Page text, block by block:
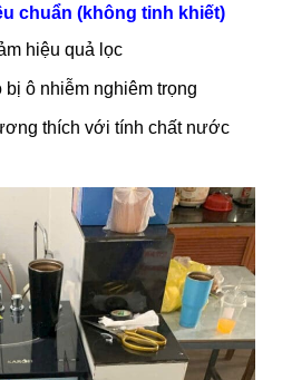
chuẩn (không tinh khiết)
hiệu quả lọc
ô nhiễm nghiêm trọng
thích với tính chất nước